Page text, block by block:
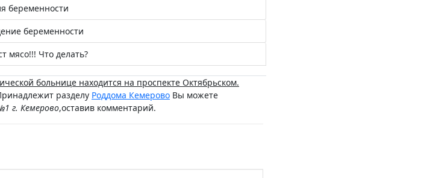
беременности
беременности
мясо!!! Что делать?
больнице находится на проспекте Октябрьском.
разделу Роддома Кемерово Вы можете
г. Кемерово,оставив комментарий.